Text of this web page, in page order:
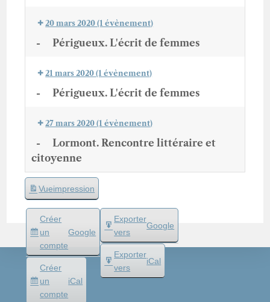
20 mars 2020(1 évènement)
- Périgueux. L'écrit de femmes
21 mars 2020(1 évènement)
- Périgueux. L'écrit de femmes
27 mars 2020(1 évènement)
-
Lormont. Rencontre littéraire et
citoyenne
Créer
un
compte
Google
Créer
un
compte
iCal
Vueimpression
Exporter
vers
Google
Exporter
vers
iCal